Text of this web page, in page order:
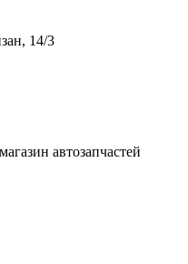
14/3
автозапчастей